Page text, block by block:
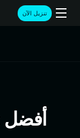
تنزيل الآن